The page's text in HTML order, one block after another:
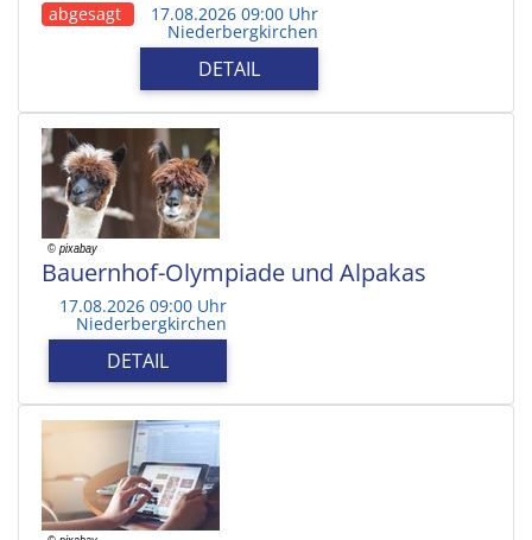
abgesagt 17.08.2026 09:00 Uhr
Niederbergkirchen
DETAIL
Bauernhof-Olympiade und Alpakas
17.08.2026 09:00 Uhr
Niederbergkirchen
DETAIL